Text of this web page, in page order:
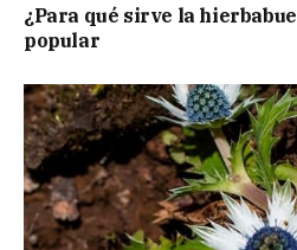
¿Para qué sirve la
popular